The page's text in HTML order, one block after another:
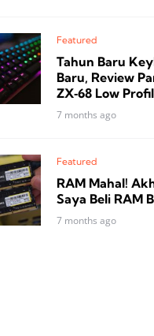
Featured
Tahun Baru
Baru, Review
ZX‑68 Low
7 months ago
Featured
RAM Mahal!
Saya Beli RAM
7 months ago